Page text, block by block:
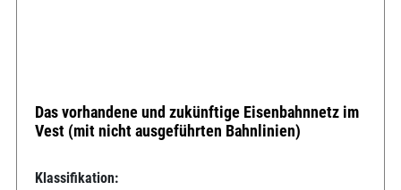
Das vorhandene und zukünftige Eisenbahnnetz im
Vest (mit nicht ausgeführten Bahnlinien)
Klassifikation: